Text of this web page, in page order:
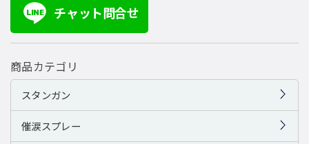
LINE チャット問合せ
商品カテゴリ
スタンガン
催涙スプレー